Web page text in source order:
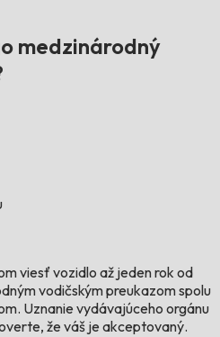
medzinárodný
viesť vozidlo až jeden rok od
vodičským preukazom spolu
Uznanie vydávajúceho orgánu
že váš je akceptovaný.